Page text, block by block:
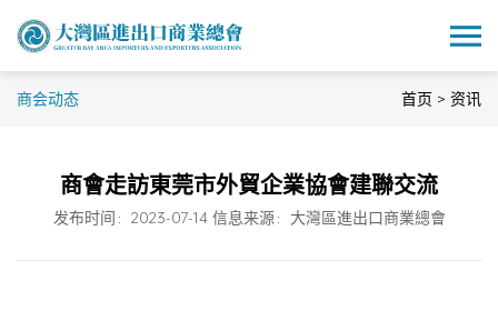
商会动态 首页 > 资讯
商會走訪東莞市外貿企業協會建聯交流
发布时间：2023-07-14 信息来源：大灣區進出口商業總會